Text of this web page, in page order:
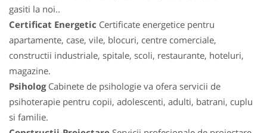
gasiti la noi..
Certificat Energetic Certificate energetice pentru
apartamente, case, vile, blocuri, centre comerciale,
constructii industriale, spitale, scoli, restaurante, hoteluri,
magazine.
PsihologCabinete de psihologie va ofera servicii de
psihoterapie pentru copii, adolescenti, adulti, batrani, cuplu
si familie.